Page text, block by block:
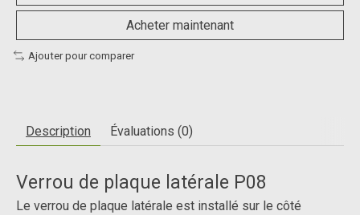
Acheter maintenant
Ajouter pour comparer
Description Évaluations (0)
Verrou de plaque latérale P08
Le verrou de plaque latérale est installé sur le côté